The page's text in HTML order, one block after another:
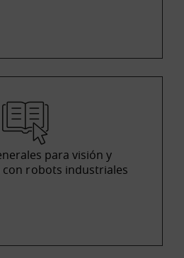
para visión y
con robots industriales